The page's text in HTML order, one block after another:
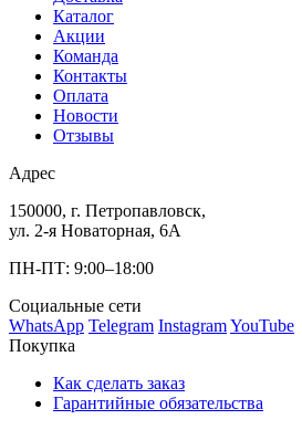
Каталог
Акции
Команда
Контакты
Оплата
Новости
Отзывы
Адрес
150000, г. Петропавловск,
ул. 2-я Новаторная, 6А
ПН-ПТ: 9:00–18:00
Социальные сети
WhatsApp Telegram InstagramYouTube
Покупка
Как сделать заказ
Гарантийные обязательства